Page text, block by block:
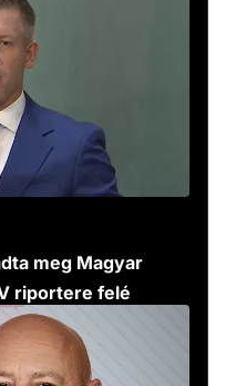
meg Magyar
riportere felé